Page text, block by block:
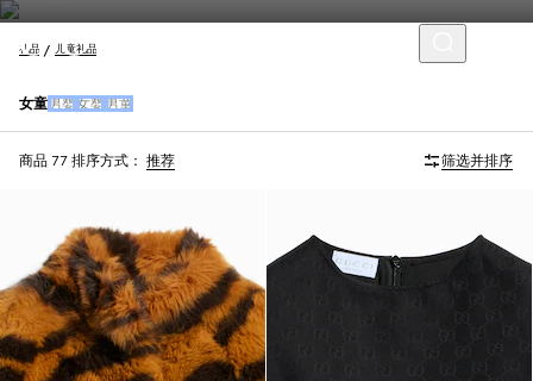
礼品 儿童礼品
女童 男婴 女婴 男童
商品 77 排序方式： 推荐 筛选并排序